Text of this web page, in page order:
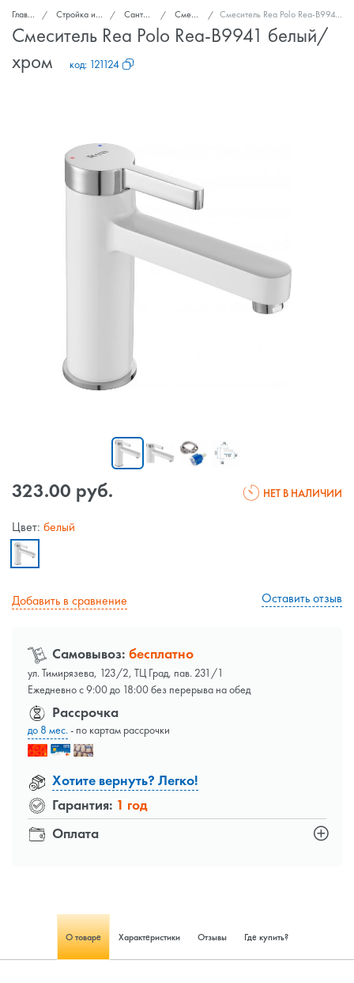
Главная Стройка и ремонт Сантехника Смесители Смеситель Rea Polo Rea-B9941 белый/хром
Смеситель Rea Polo Rea-B9941 белый/
хром
код: 121124
323.00 руб. НЕТ В НАЛИЧИИ
Цвет: белый
Добавить в сравнение Оставить отзыв
Самовывоз: бесплатно
ул. Тимирязева, 123/2, ТЦ Град, пав. 231/1
Ежедневно с 9:00 до 18:00 без перерыва на обед
Оплата
Рассрочка
до 8 мес.- по картам рассрочки
Хотите вернуть? Легко!
Гарантия: 1 год
О товаре Характеристики Отзывы Где купить?